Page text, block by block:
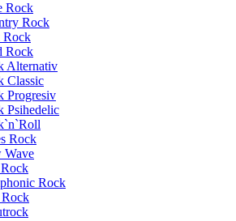
Rock
Rock
Rock
Rock
Alternativ
Classic
Progresiv
Psihedelic
Rock
Wave
Rock
Rock